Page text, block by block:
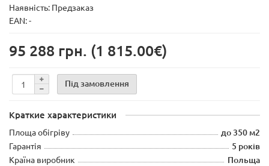
Наявність: Предзаказ
EAN: -
95 288 грн. (1 815.00€)
Під замовлення
Краткие характеристики
Площа обігріву до 350 м2
Гарантія 5 років
Країна виробник
Польща